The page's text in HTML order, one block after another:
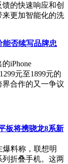
的快速响应和创
更加智能化的洗
能否续写品牌忠
iPhone
元至1899元的
合作的又一争议
板将携骁龙8系新
爆料称，联想明
列折叠手机。这两